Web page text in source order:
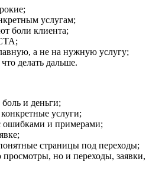
услугам;
боли клиента;
а не на нужную услугу;
делать дальше.
и деньги;
услуги;
ошибками и примерами;
страницы под переходы;
просмотры, но и переходы, заявки,